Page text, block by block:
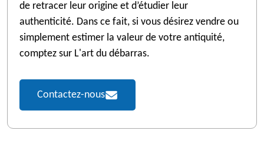
de retracer leur origine et d’étudier leur
authenticité. Dans ce fait, si vous désirez vendre ou
simplement estimer la valeur de votre antiquité,
comptez sur L'art du débarras.
Contactez-nous